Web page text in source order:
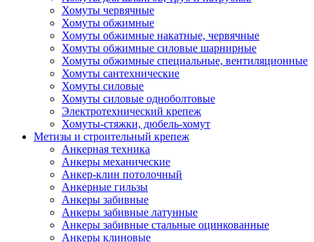
Хомуты червячные
Хомуты обжимные
Хомуты обжимные накатные, червячные
Хомуты обжимные силовые шарнирные
Хомуты обжимные специальные, вентиляционные
Хомуты сантехнические
Хомуты силовые
Хомуты силовые одноболтовые
Электротехнический крепеж
Хомуты-стяжки, дюбель-хомут
Метизы и строительный крепеж
Анкерная техника
Анкеры механические
Анкер-клин потолочный
Анкерные гильзы
Анкеры забивные
Анкеры забивные латунные
Анкеры забивные стальные оцинкованные
Анкеры клиновые